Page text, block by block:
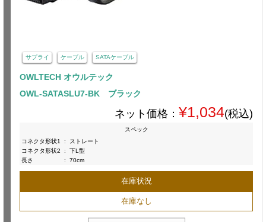
サプライ ケーブル SATAケーブル
OWLTECH オウルテック
OWL-SATASLU7-BK ブラック
ネット価格： ¥1,034(税込)
スペック
コネクタ形状1
:
ストレート
コネクタ形状2
:
下L型
長さ
: 70cm
在庫状況
在庫なし